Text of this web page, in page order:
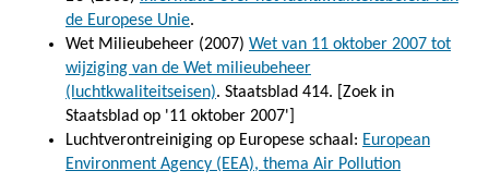
de Europese Unie.
Wet Milieubeheer (2007) Wet van 11 oktober 2007 tot
wijziging van de Wet milieubeheer
(luchtkwaliteitseisen). Staatsblad 414. [Zoek in
Staatsblad op '11 oktober 2007']
Luchtverontreiniging op Europese schaal: European
Environment Agency (EEA), thema Air Pollution